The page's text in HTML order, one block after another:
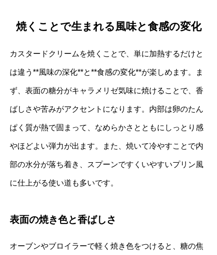
焼くことで生まれる風味と食感の変化
カスタードクリームを焼くことで、単に加熱するだけと
は違う**風味の深化**と**食感の変化**が楽しめます。ま
ず、表面の糖分がキャラメリゼ気味に焼けることで、香
ばしさや苦みがアクセントになります。内部は卵のたん
ぱく質が熱で固まって、なめらかさとともにしっとり感
やほどよい弾力が出ます。また、焼いて冷やすことで内
部の水分が落ち着き、スプーンですくいやすいプリン風
に仕上がる使い道も多いです。
表面の焼き色と香ばしさ
オーブンやブロイラーで軽く焼き色をつけると、糖の焦